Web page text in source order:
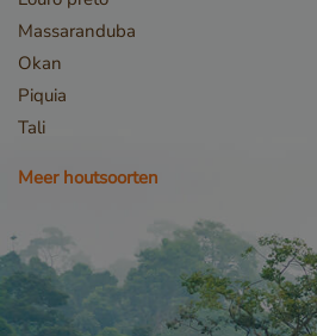
Massaranduba
Okan
Piquia
Tali
Meer houtsoorten